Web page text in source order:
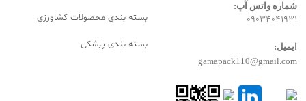
شماره واتس آپ:
۰۹۰۳۴۰۴۱۹۳۱
ایمیل:
gamapack110@gmail.com
بسته بندی محصولات کشاورزی
بسته بندی پزشکی